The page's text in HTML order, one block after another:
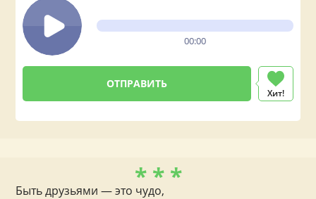
00:00
Хит!
* * *
Быть друзьями — это чудо,